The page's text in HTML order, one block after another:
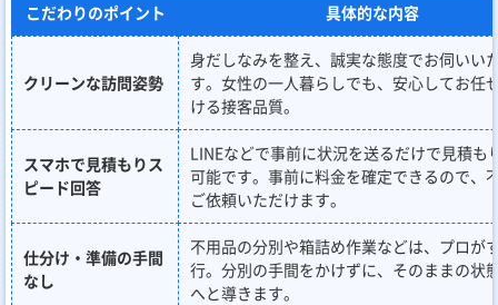
こだわりのポイント 具体的な内容
クリーンな訪問姿勢
身だしなみを整え、誠実な態度でお伺いい
す。女性の一人暮らしでも、安心してお任
ける接客品質。
スマホで見積もりス
ピード回答
LINEなどで事前に状況を送るだけで見積も
可能です。事前に料金を確定できるので、
ご依頼いただけます。
仕分け・準備の手間
なし
不用品の分別や箱詰め作業などは、プロが
行。分別の手間をかけずに、そのままの状
へと導きます。